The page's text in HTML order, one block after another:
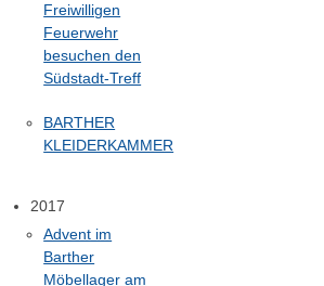
Freiwilligen
Feuerwehr
besuchen den
Südstadt-Treff
BARTHER
KLEIDERKAMMER
2017
Advent im
Barther
Möbellager am